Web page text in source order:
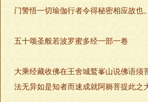
门警悟一切瑜伽行者令得秘密相应故也。
五十颂圣般若波罗蜜多经一部一卷
大乘经藏收佛在王舍城鹫峯山说佛语
法无异如是知者而速成就阿耨菩提此之